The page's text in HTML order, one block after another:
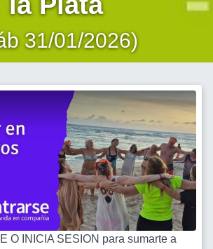
31/01/2026)
O INICIA SESION para sumarte a